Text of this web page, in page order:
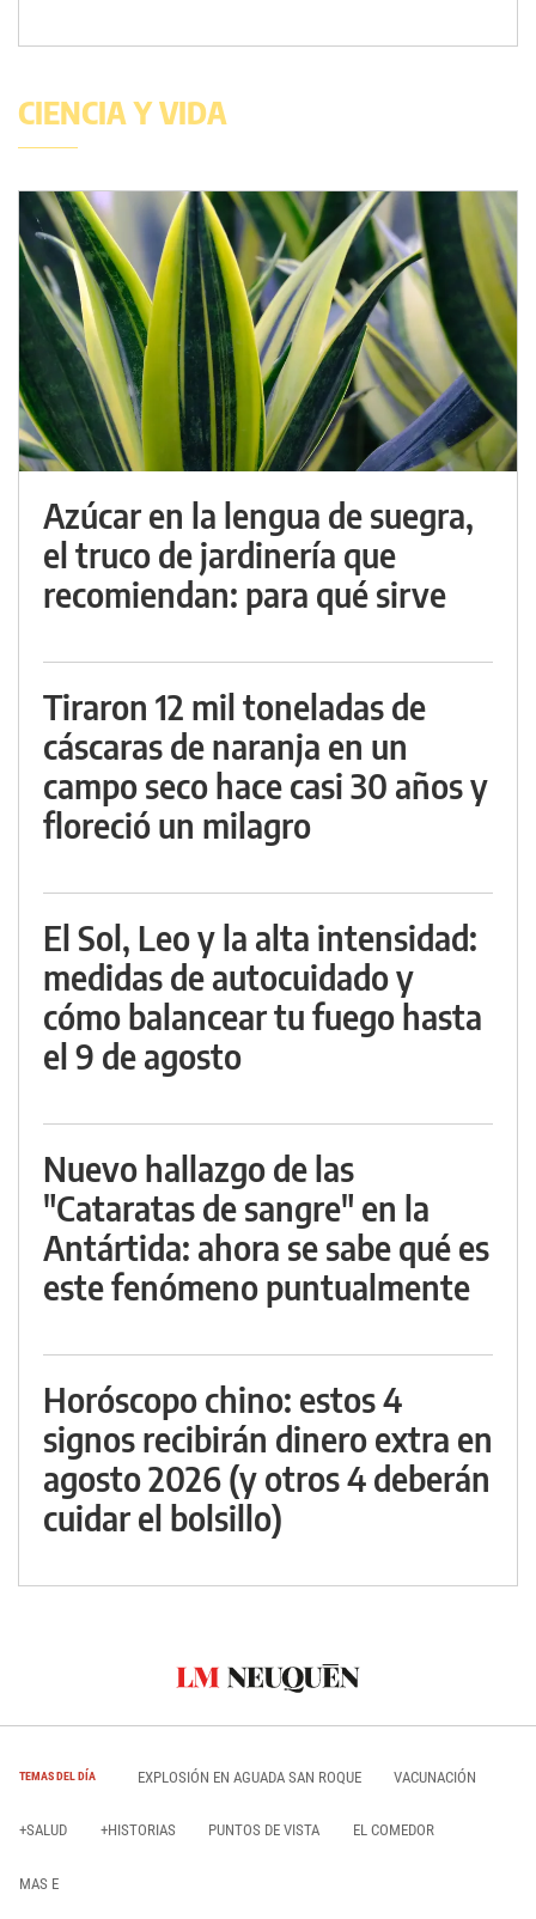
CIENCIA Y VIDA
Azúcar en la lengua de suegra,
el truco de jardinería que
recomiendan: para qué sirve
Tiraron 12 mil toneladas de
cáscaras de naranja en un
campo seco hace casi 30 años y
floreció un milagro
El Sol, Leo y la alta intensidad:
medidas de autocuidado y
cómo balancear tu fuego hasta
el 9 de agosto
Nuevo hallazgo de las
"Cataratas de sangre" en la
Antártida: ahora se sabe qué es
este fenómeno puntualmente
Horóscopo chino: estos 4
signos recibirán dinero extra en
agosto 2026 (y otros 4 deberán
cuidar el bolsillo)
TEMAS DEL DÍA EXPLOSIÓN EN AGUADA SAN ROQUE VACUNACIÓN
+SALUD +HISTORIAS PUNTOS DE VISTA EL COMEDOR
MAS E